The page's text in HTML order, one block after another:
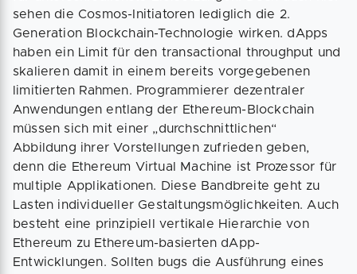
sehen die Cosmos-Initiatoren lediglich die 2.
Generation Blockchain-Technologie wirken. dApps
haben ein Limit für den transactional throughput und
skalieren damit in einem bereits vorgegebenen
limitierten Rahmen. Programmierer dezentraler
Anwendungen entlang der Ethereum-Blockchain
müssen sich mit einer „durchschnittlichen“
Abbildung ihrer Vorstellungen zufrieden geben,
denn die Ethereum Virtual Machine ist Prozessor für
multiple Applikationen. Diese Bandbreite geht zu
Lasten individueller Gestaltungsmöglichkeiten. Auch
besteht eine prinzipiell vertikale Hierarchie von
Ethereum zu Ethereum-basierten dApp-
Entwicklungen. Sollten bugs die Ausführung eines